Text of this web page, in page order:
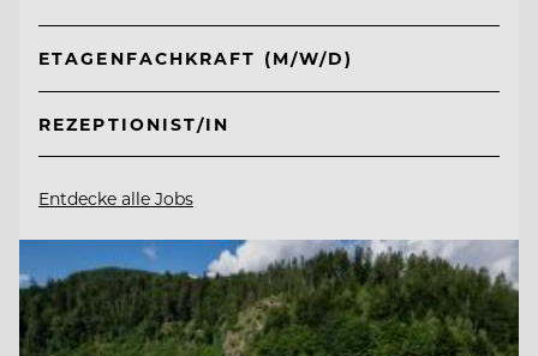
ETAGENFACHKRAFT (M/W/D)
REZEPTIONIST/IN
Entdecke alle Jobs